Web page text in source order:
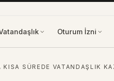
Oturum İzni
KISA SÜREDE VATANDAŞLIK